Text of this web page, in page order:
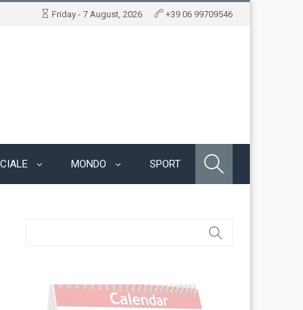
Friday - 7 August, 2026 +39 06 99709546
MONDO SPORT